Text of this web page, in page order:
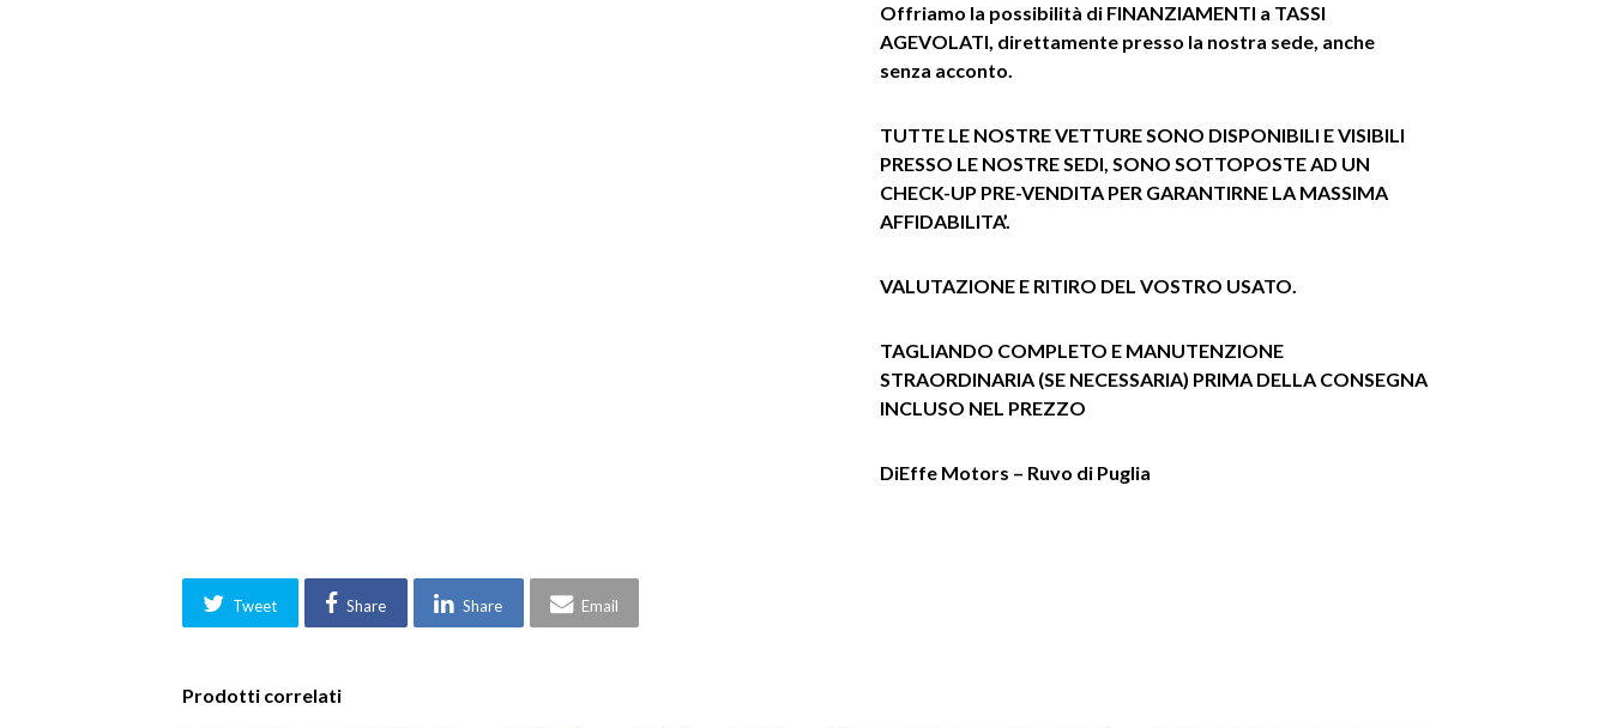
Offriamo la possibilità di FINANZIAMENTI a TASSI
AGEVOLATI, direttamente presso la nostra sede, anche
senza acconto.
TUTTE LE NOSTRE VETTURE SONO DISPONIBILI E VISIBILI
PRESSO LE NOSTRE SEDI, SONO SOTTOPOSTE AD UN
CHECK-UP PRE-VENDITA PER GARANTIRNE LA MASSIMA
AFFIDABILITA’.
VALUTAZIONE E RITIRO DEL VOSTRO USATO.
TAGLIANDO COMPLETO E MANUTENZIONE
STRAORDINARIA (SE NECESSARIA) PRIMA DELLA CONSEGNA
INCLUSO NEL PREZZO
DiEffe Motors – Ruvo di Puglia
Tweet Share Share Email
Prodotti correlati